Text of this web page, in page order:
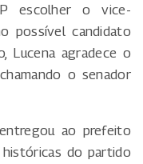
escolher o vice-
possível candidato
Lucena agradece o
o senador
ao prefeito
do partido